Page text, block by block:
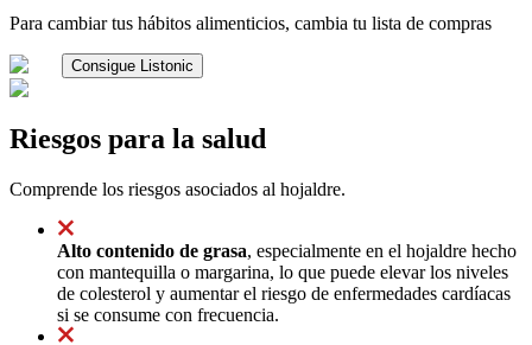
Para cambiar tus hábitos alimenticios, cambia tu lista de compras
Consigue Listonic
Riesgos para la salud
Comprende los riesgos asociados al hojaldre.
Alto contenido de grasa, especialmente en el hojaldre hecho
con mantequilla o margarina, lo que puede elevar los niveles
de colesterol y aumentar el riesgo de enfermedades cardíacas
si se consume con frecuencia.